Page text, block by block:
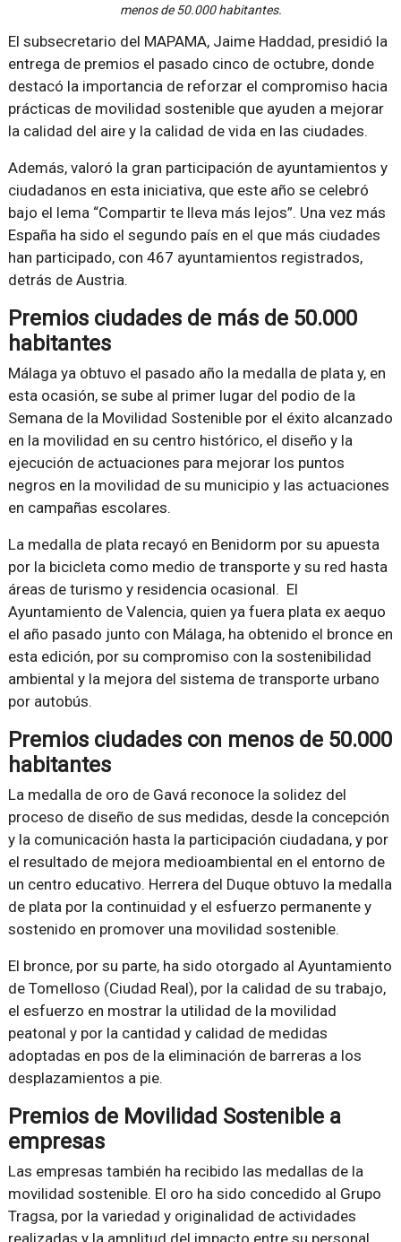
menos de 50.000 habitantes.
El subsecretario del MAPAMA, Jaime Haddad, presidió la
entrega de premios el pasado cinco de octubre, donde
destacó la importancia de reforzar el compromiso hacia
prácticas de movilidad sostenible que ayuden a mejorar
la calidad del aire y la calidad de vida en las ciudades.
Además, valoró la gran participación de ayuntamientos y
ciudadanos en esta iniciativa, que este año se celebró
bajo el lema “Compartir te lleva más lejos”. Una vez más
España ha sido el segundo país en el que más ciudades
han participado, con 467 ayuntamientos registrados,
detrás de Austria.
Premios ciudades de más de 50.000
habitantes
Málaga ya obtuvo el pasado año la medalla de plata y, en
esta ocasión, se sube al primer lugar del podio de la
Semana de la Movilidad Sostenible por el éxito alcanzado
en la movilidad en su centro histórico, el diseño y la
ejecución de actuaciones para mejorar los puntos
negros en la movilidad de su municipio y las actuaciones
en campañas escolares.
La medalla de plata recayó en Benidorm por su apuesta
por la bicicleta como medio de transporte y su red hasta
áreas de turismo y residencia ocasional. El
Ayuntamiento de Valencia, quien ya fuera plata ex aequo
el año pasado junto con Málaga, ha obtenido el bronce en
esta edición, por su compromiso con la sostenibilidad
ambiental y la mejora del sistema de transporte urbano
por autobús.
Premios ciudades con menos de 50.000
habitantes
La medalla de oro de Gavá reconoce la solidez del
proceso de diseño de sus medidas, desde la concepción
y la comunicación hasta la participación ciudadana, y por
el resultado de mejora medioambiental en el entorno de
un centro educativo. Herrera del Duque obtuvo la medalla
de plata por la continuidad y el esfuerzo permanente y
sostenido en promover una movilidad sostenible.
El bronce, por su parte, ha sido otorgado al Ayuntamiento
de Tomelloso (Ciudad Real), por la calidad de su trabajo,
el esfuerzo en mostrar la utilidad de la movilidad
peatonal y por la cantidad y calidad de medidas
adoptadas en pos de la eliminación de barreras a los
desplazamientos a pie.
Premios de Movilidad Sostenible a
empresas
Las empresas también ha recibido las medallas de la
movilidad sostenible. El oro ha sido concedido al Grupo
Tragsa, por la variedad y originalidad de actividades